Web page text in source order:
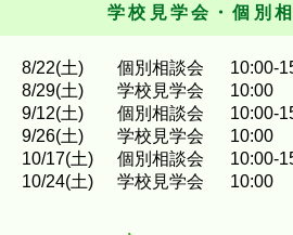
学校見学会・個別
8/22(土) 個別相談会
10:00-
8/29(土) 学校見学会
10:00
9/12(土) 個別相談会
10:00-
9/26(土) 学校見学会
10:00
10/17(土) 個別相談会
10:00-
10/24(土) 学校見学会 10:00